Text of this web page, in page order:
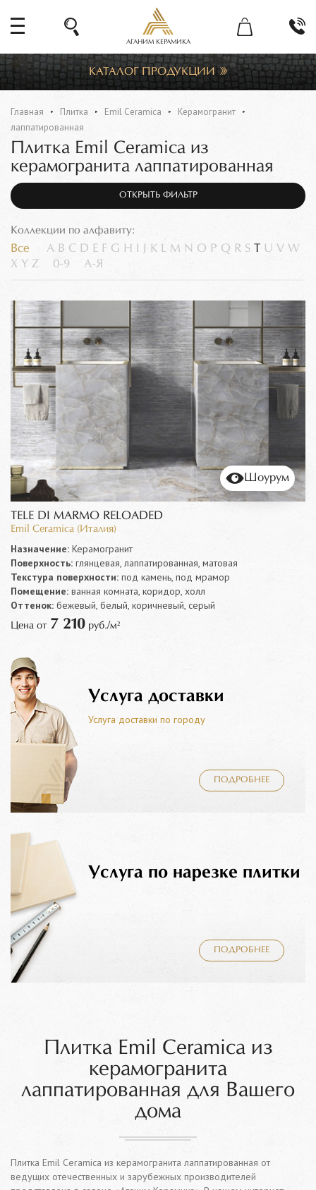
АГАНИМ КЕРАМИКА
КАТАЛОГ ПРОДУКЦИИ
Главная Плитка Emil Ceramica
Керамогранит
лаппатированная
Плитка Emil Ceramica из
керамогранита лаппатированная
ОТКРЫТЬ ФИЛЬТР
Коллекции по алфавиту:
Все A B C D E F G H K L M N O P Q R S T U V W
X Y Z 0-9 А-Я
Шоурум
TELE DI MARMO RELOADED
Emil Ceramica (Италия)
Назначение: Керамогранит
Поверхность: глянцевая, лаппатированная, матовая
Текстура поверхности: под камень, под мрамор
Помещение: ванная комната, коридор, холл
Оттенок: бежевый, белый, коричневый, серый
Цена от 7 210 руб./м²
Услуга доставки
Услуга доставки по городу
ПОДРОБНЕЕ
Услуга по нарезке плитки
ПОДРОБНЕЕ
Плитка Emil Ceramica из
керамогранита
лаппатированная для Вашего
дома
Плитка Emil Ceramica из керамогранита лаппатированная от
ведущих отечественных и зарубежных производителей